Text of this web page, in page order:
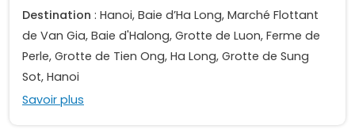
Destination : Hanoi, Baie d’Ha Long, Marché Flottant
de Van Gia, Baie d'Halong, Grotte de Luon, Ferme de
Perle, Grotte de Tien Ong, Ha Long, Grotte de Sung
Sot, Hanoi
Savoir plus